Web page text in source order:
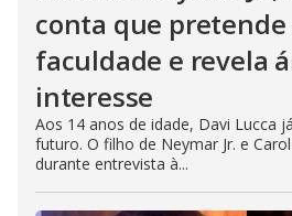
conta que
faculdade e revela
interesse
Aos 14 anos de idade, Davi Lucca
futuro. O filho de Neymar Jr. e
durante entrevista à...